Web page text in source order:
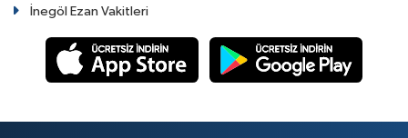
İnegöl Ezan Vakitleri